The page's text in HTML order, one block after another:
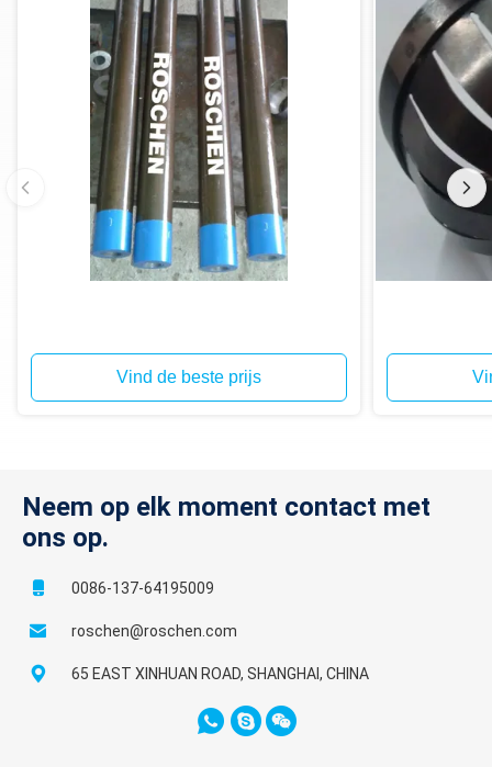
Vind de beste prijs
Neem op elk moment contact met
ons op.
0086-137-64195009
roschen@roschen.com
65 EAST XINHUAN ROAD, SHANGHAI, CHINA